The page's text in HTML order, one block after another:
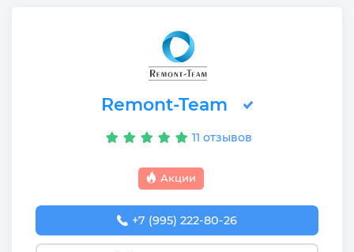
Remont-Team
11 отзывов
Акции
+7 (995) 222-80-26